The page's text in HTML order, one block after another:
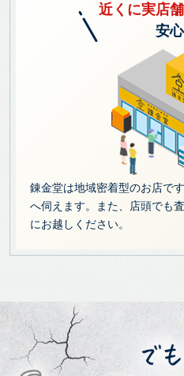
近くに実店
安心
錬金堂は地域密着型のお店で
へ伺えます。また、店頭でも
にお越しください。